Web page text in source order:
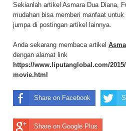
Sekianlah artikel Asmara Dua Diana,
mudahan bisa memberi manfaat
jumpa di postingan artikel lainnya.
Anda sekarang membaca artikel
dengan alamat link
https://www.liputanglobal.com/
movie.html
Share on Facebook
Share on Google Plus